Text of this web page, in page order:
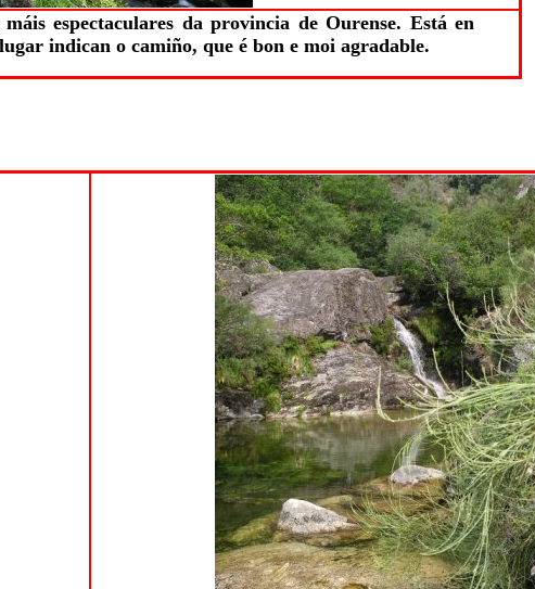
espectaculares da provincia de Ourense. Está en
indican o camiño, que é bon e moi agradable.